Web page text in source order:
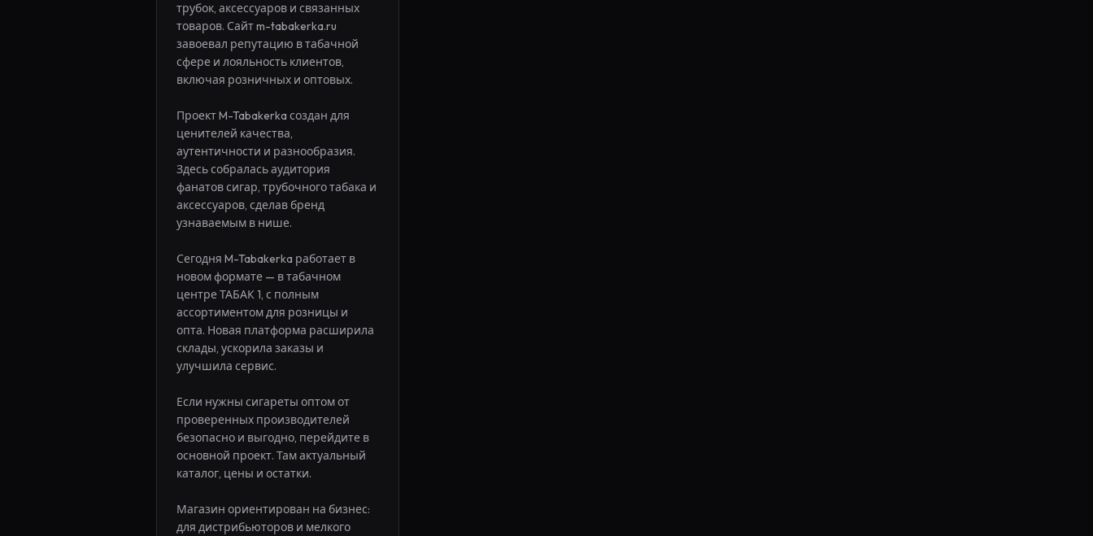
трубок, аксессуаров и связанных
товаров. Сайт m-tabakerka.ru
завоевал репутацию в табачной
сфере и лояльность клиентов,
включая розничных и оптовых.
Проект M-Tabakerka создан для
ценителей качества,
аутентичности и разнообразия.
Здесь собралась аудитория
фанатов сигар, трубочного табака и
аксессуаров, сделав бренд
узнаваемым в нише.
Сегодня M-Tabakerka работает в
новом формате — в табачном
центре ТАБАК 1, с полным
ассортиментом для розницы и
опта. Новая платформа расширила
склады, ускорила заказы и
улучшила сервис.
Если нужны сигареты оптом от
проверенных производителей
безопасно и выгодно, перейдите в
основной проект. Там актуальный
каталог, цены и остатки.
Магазин ориентирован на бизнес:
для дистрибьюторов и мелкого